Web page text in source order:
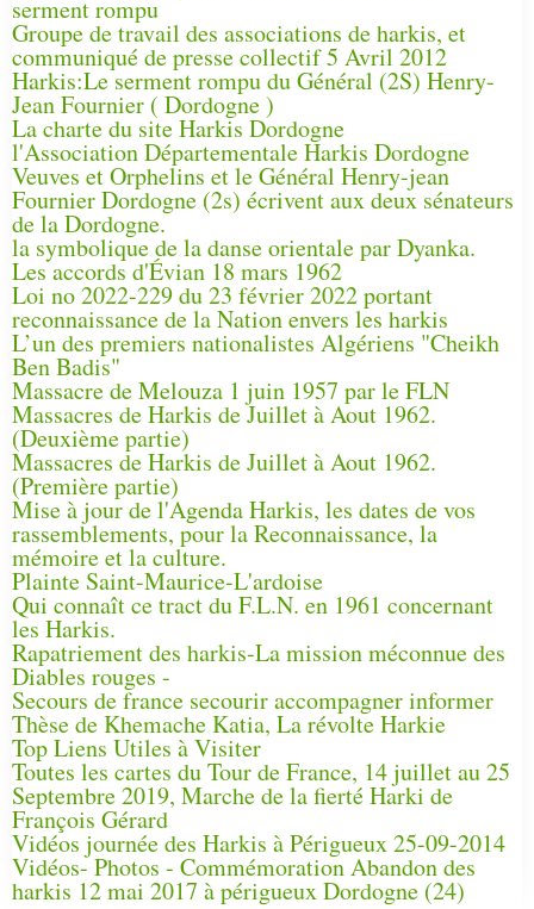
serment rompu
Groupe de travail des associations de harkis, et
communiqué de presse collectif 5 Avril 2012
Harkis:Le serment rompu du Général (2S) Henry-
Jean Fournier ( Dordogne )
La charte du site Harkis Dordogne
l'Association Départementale Harkis Dordogne
Veuves et Orphelins et le Général Henry-jean
Fournier Dordogne (2s) écrivent aux deux sénateurs
de la Dordogne.
la symbolique de la danse orientale par Dyanka.
Les accords d'Évian 18 mars 1962
Loi no 2022-229 du 23 février 2022 portant
reconnaissance de la Nation envers les harkis
L’un des premiers nationalistes Algériens "Cheikh
Ben Badis"
Massacre de Melouza 1 juin 1957 par le FLN
Massacres de Harkis de Juillet à Aout 1962.
(Deuxième partie)
Massacres de Harkis de Juillet à Aout 1962.
(Première partie)
Mise à jour de l'Agenda Harkis, les dates de vos
rassemblements, pour la Reconnaissance, la
mémoire et la culture.
Plainte Saint-Maurice-L'ardoise
Qui connaît ce tract du F.L.N. en 1961 concernant
les Harkis.
Rapatriement des harkis-La mission méconnue des
Diables rouges -
Secours de france secourir accompagner informer
Thèse de Khemache Katia, La révolte Harkie
Top Liens Utiles à Visiter
Toutes les cartes du Tour de France, 14 juillet au 25
Septembre 2019, Marche de la fierté Harki de
François Gérard
Vidéos journée des Harkis à Périgueux 25-09-2014
Vidéos- Photos - Commémoration Abandon des
harkis 12 mai 2017 à périgueux Dordogne (24)